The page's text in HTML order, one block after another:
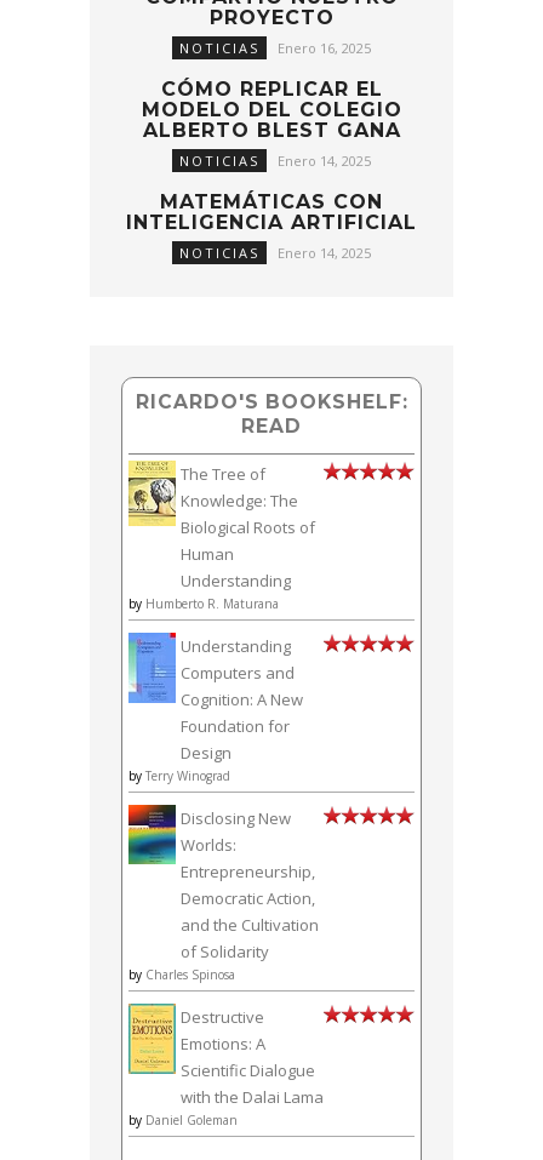
PROYECTO
NOTICIAS Enero 16, 2025
CÓMO REPLICAR EL
MODELO DEL COLEGIO
ALBERTO BLEST GANA
NOTICIAS Enero 14, 2025
MATEMÁTICAS CON
INTELIGENCIA ARTIFICIAL
NOTICIAS Enero 14, 2025
RICARDO'S BOOKSHELF:
READ
The Tree of
Knowledge: The
Biological Roots of
Human
Understanding
by Humberto R. Maturana
Understanding
Computers and
Cognition: A New
Foundation for
Design
by Terry Winograd
Disclosing New
Worlds:
Entrepreneurship,
Democratic Action,
and the Cultivation
of Solidarity
by Charles Spinosa
Destructive
Emotions: A
Scientific Dialogue
with the Dalai Lama
by Daniel Goleman